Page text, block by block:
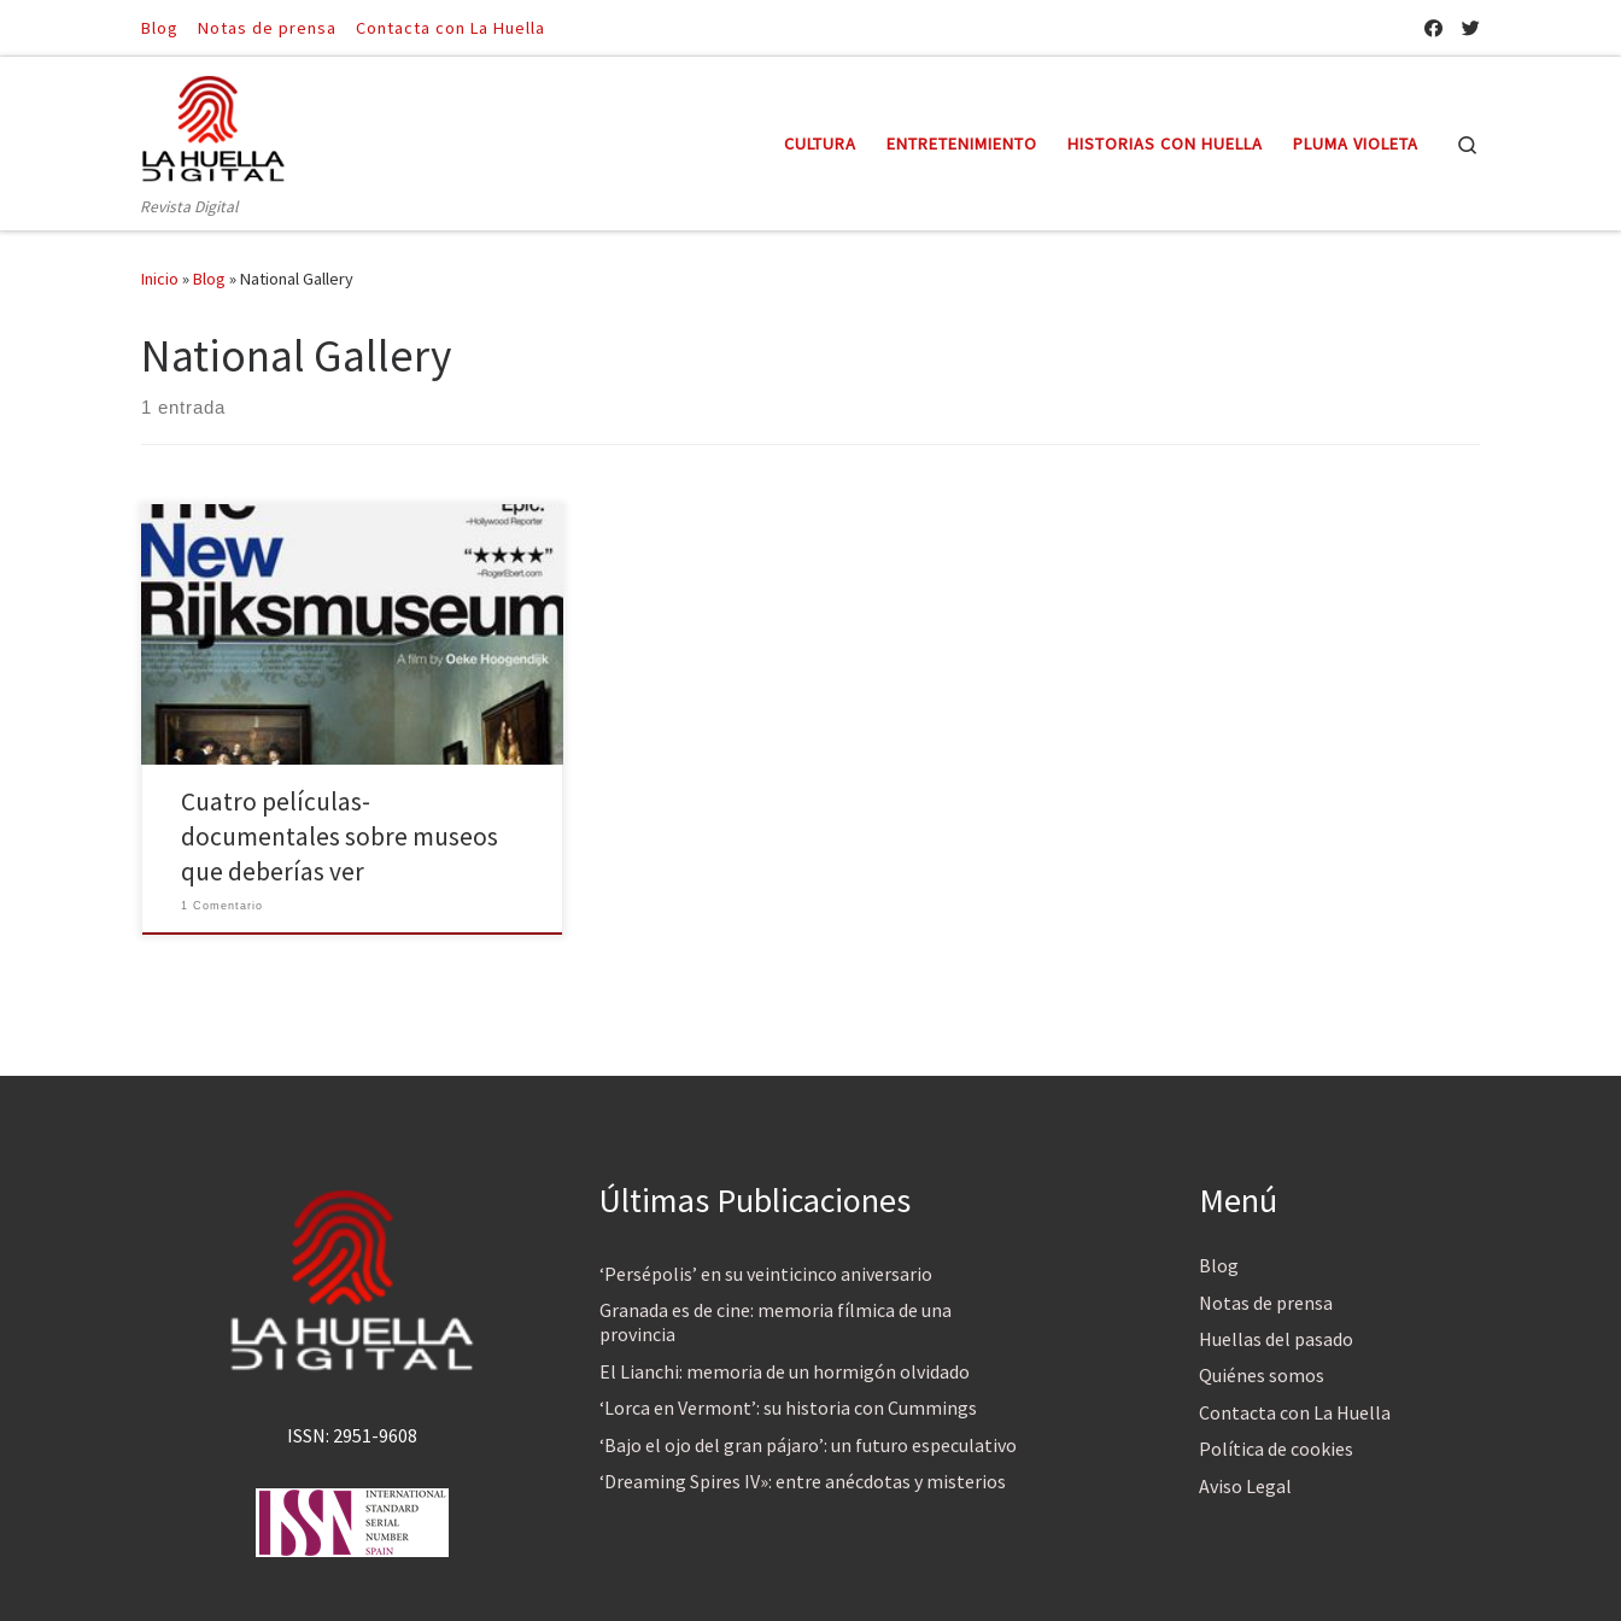
Saltar al contenido
Blog Notas de prensa Contacta con La Huella
Revista Digital
CULTURA ENTRETENIMIENTO HISTORIAS CON HUELLA PLUMA VIOLETA
Inicio »Blog »National Gallery
National Gallery
1 entrada
En una época tan marcada por la cultura como factor
de dinamismo económico, no es extraña la inversión
millonaria para la creación de grandes museos-marca
con que atraer el turismo a las ciudades —piénsese en
el Guggenheim de Bilbao, en la Ciudad de las Artes y
las Ciencias de Valencia […]
Cuatro películas-
documentales sobre museos
que deberías ver
1 Comentario
ISSN: 2951-9608
Últimas Publicaciones
‘Persépolis’ en su veinticinco aniversario
Granada es de cine: memoria fílmica de una
provincia
El Lianchi: memoria de un hormigón olvidado
‘Lorca en Vermont’: su historia con Cummings
‘Bajo el ojo del gran pájaro’: un futuro especulativo
‘Dreaming Spires IV»: entre anécdotas y misterios
Menú
Blog
Notas de prensa
Huellas del pasado
Quiénes somos
Contacta con La Huella
Política de cookies
Aviso Legal